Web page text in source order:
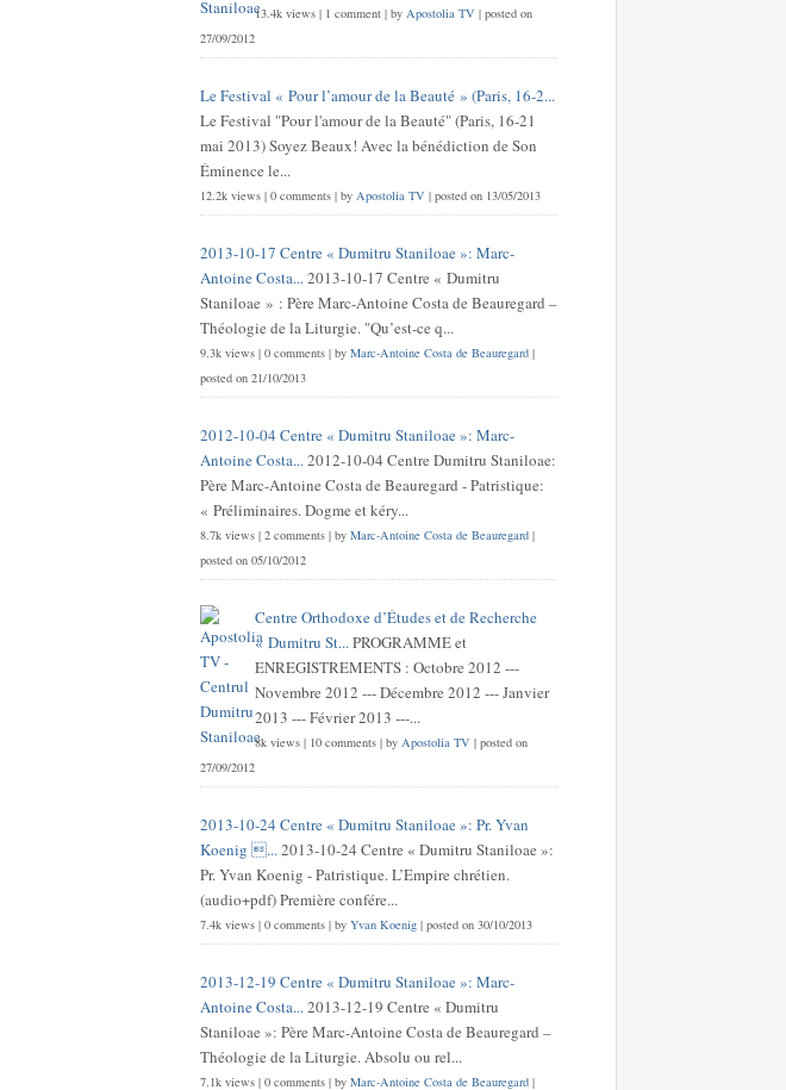
13.4k views | 1 comment | by Apostolia TV | posted on
27/09/2012
Le Festival « Pour l’amour de la Beauté » (Paris, 16-2...
Le Festival "Pour l'amour de la Beauté" (Paris, 16-21
mai 2013) Soyez Beaux! Avec la bénédiction de Son
Éminence le...
12.2k views | 0 comments | by Apostolia TV | posted on 13/05/2013
2013-10-17 Centre « Dumitru Staniloae »: Marc-
Antoine Costa...2013-10-17 Centre « Dumitru
Staniloae » : Père Marc-Antoine Costa de Beauregard –
Théologie de la Liturgie. "Qu’est-ce q...
9.3k views | 0 comments | by Marc-Antoine Costa de Beauregard |
posted on 21/10/2013
2012-10-04 Centre « Dumitru Staniloae »: Marc-
Antoine Costa...2012-10-04 Centre Dumitru Staniloae:
Père Marc-Antoine Costa de Beauregard - Patristique:
« Préliminaires. Dogme et kéry...
8.7k views | 2 comments | by Marc-Antoine Costa de Beauregard |
posted on 05/10/2012
Centre Orthodoxe d’Études et de Recherche
« Dumitru St...PROGRAMME et
ENREGISTREMENTS : Octobre 2012 ---
Novembre 2012 --- Décembre 2012 --- Janvier
2013 --- Février 2013 ---...
8k views | 10 comments | by Apostolia TV | posted on
27/09/2012
2013-10-24 Centre « Dumitru Staniloae »: Pr. Yvan
Koenig ...2013-10-24 Centre « Dumitru Staniloae »:
Pr. Yvan Koenig - Patristique. L’Empire chrétien.
(audio+pdf) Première confére...
7.4k views | 0 comments | by Yvan Koenig | posted on 30/10/2013
2013-12-19 Centre « Dumitru Staniloae »: Marc-
Antoine Costa...2013-12-19 Centre « Dumitru
Staniloae »: Père Marc-Antoine Costa de Beauregard –
Théologie de la Liturgie. Absolu ou rel...
7.1k views | 0 comments | by Marc-Antoine Costa de Beauregard |